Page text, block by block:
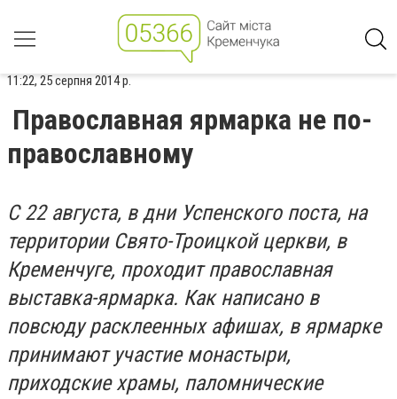
11:22, 25 серпня 2014 р.
Православная ярмарка не по-
православному
С 22 августа, в дни Успенского поста, на
территории Свято-Троицкой церкви, в
Кременчуге, проходит православная
выставка-ярмарка. Как написано в
повсюду расклеенных афишах, в ярмарке
принимают участие монастыри,
приходские храмы, паломнические